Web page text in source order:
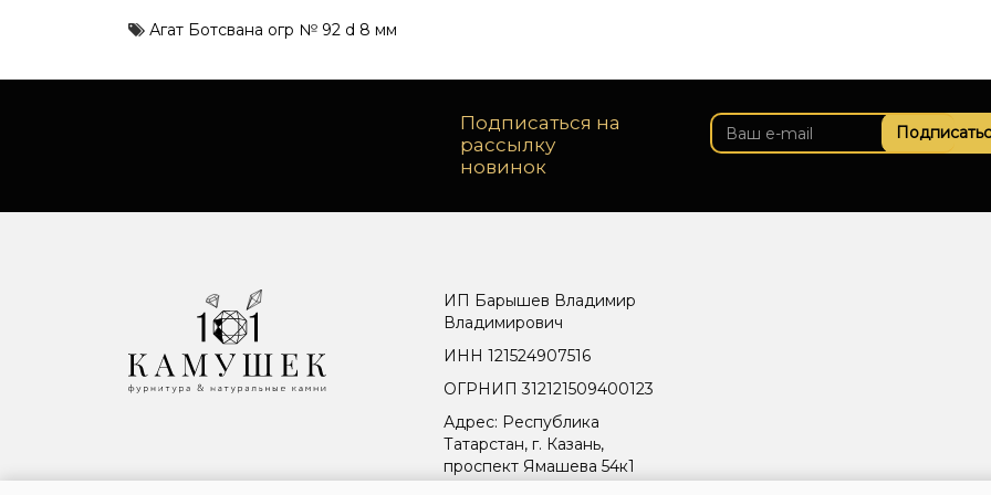
Агат Ботсвана огр № 92 d 8 мм
Подписаться на
рассылку
новинок
ИП Барышев Владимир
Владимирович
ИНН 121524907516
ОГРНИП 312121509400123
Адрес: Республика
Татарстан, г. Казань,
проспект Ямашева 54к1